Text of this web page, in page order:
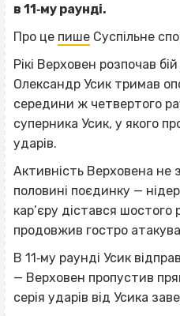
в 11‐му раунді.
Про це пише Суспільне
Рікі Верховен розпочав
Олександр Усик тримав
середини ж четвертого
суперника Усик, у якого
ударів.
Активність Верховена не
половині поєдинку —
кар’єру дістався
продовжив гостро
В 11‐му раунді Усик
— Верховен пропустив
серія ударів від Усика